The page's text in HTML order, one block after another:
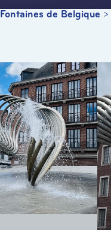
Fontaines de Belgique >